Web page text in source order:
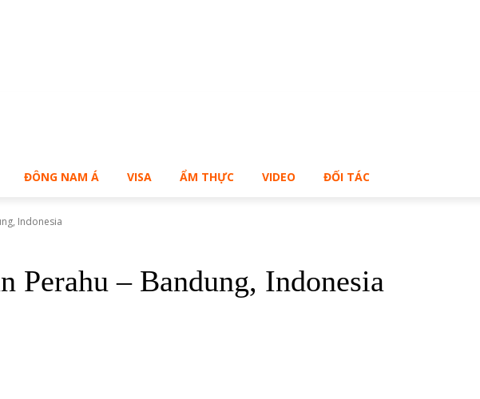
ĐÔNG NAM Á VISA ẨM THỰC VIDEO ĐỐI TÁC
Indonesia
Perahu – Bandung, Indonesia